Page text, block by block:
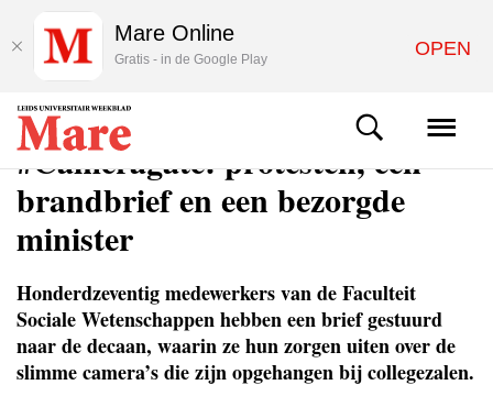
NIEUWS
#Cameragate: protesten, een
brandbrief en een bezorgde
minister
Honderdzeventig medewerkers van de Faculteit
Sociale Wetenschappen hebben een brief gestuurd
naar de decaan, waarin ze hun zorgen uiten over de
slimme camera’s die zijn opgehangen bij collegezalen.
Mare Online
Gratis - in de Google Play OPEN